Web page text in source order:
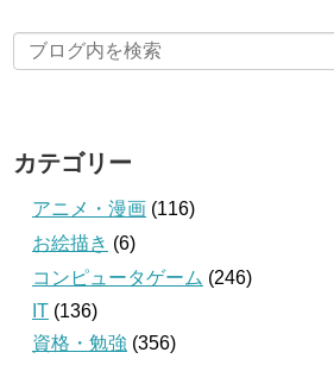
カテゴリー
アニメ・漫画 (116)
お絵描き (6)
コンピュータゲーム (246)
IT (136)
資格・勉強 (356)